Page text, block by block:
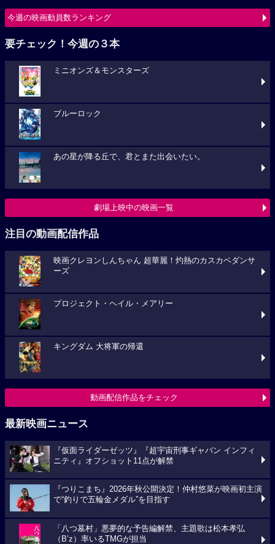
今週の映画動員数ランキング
要チェック！今週の３本
ミニオンズ＆モンスターズ
ブルーロック
あの星が降る丘で、君とまた出会いたい。
劇場上映中の映画一覧
注目の動画配信作品
映画クレヨンしんちゃん 超華麗！灼熱のカスカベダンサ
ーズ
プロジェクト・ヘイル・メアリー
キングダム 大将軍の帰還
動画配信作品をチェック
最新映画ニュース
『仮面ライダーゼッツ』『超宇宙刑事ギャバン インフィ
ニティ』オフショット11点が解禁
『つりこまち』2026年秋公開決定！仲村悠菜が映画初主演
で“釣りで五輪金メダル”を目指す
「八つ墓村」悪夢的な予告編解禁、主題歌は松本孝弘
（B’z）率いるTMGが担当